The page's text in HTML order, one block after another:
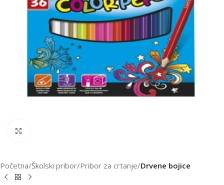
Početna Školski pribor Pribor za crtanje Drvene bojice